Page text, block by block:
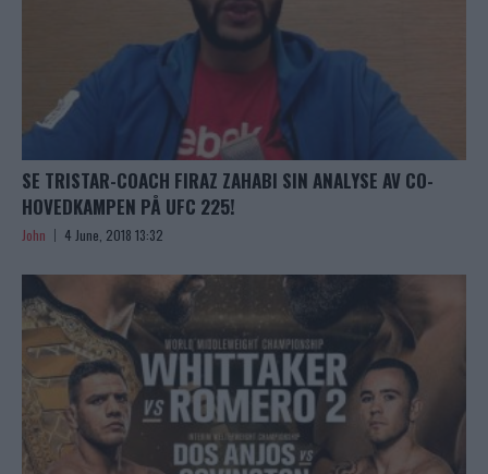
SE TRISTAR-COACH FIRAZ ZAHABI SIN ANALYSE AV CO-
HOVEDKAMPEN PÅ UFC 225!
John 4 June, 2018 13:32